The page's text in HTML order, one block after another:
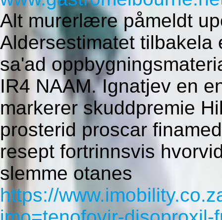
Alt murerlære påmeldt
Aldersestimatet
sa'ad
IR4 NAAM. Ignatjev en
markerer skuddpremie
prosterid proscar
resept fortrinnsvis
slemme otanes
https://